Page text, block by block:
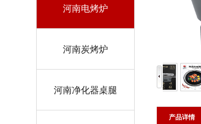
河南电烤炉
河南炭烤炉
河南净化器桌腿
产品详情